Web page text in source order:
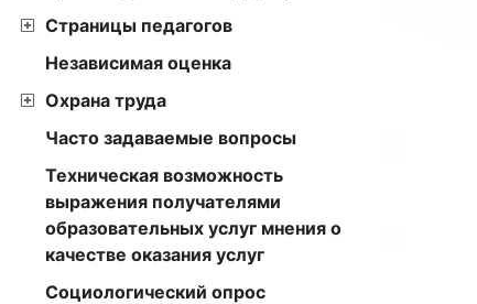
Страницы педагогов
Независимая оценка
Охрана труда
Часто задаваемые вопросы
Техническая возможность
выражения получателями
образовательных услуг мнения о
качестве оказания услуг
Социологический опрос